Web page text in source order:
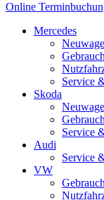
Online
Mercedes
Service
Skoda
Service
Audi
Service
VW